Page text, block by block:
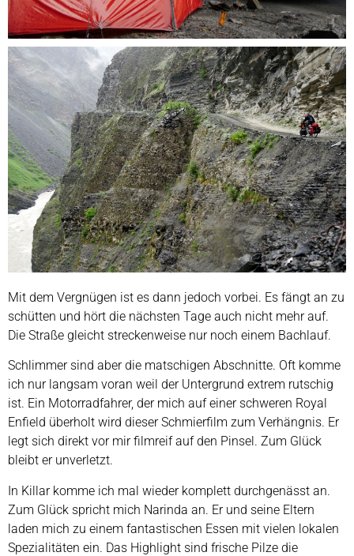
Mit dem Vergnügen ist es dann jedoch vorbei. Es fängt an zu
schütten und hört die nächsten Tage auch nicht mehr auf.
Die Straße gleicht streckenweise nur noch einem Bachlauf.
Schlimmer sind aber die matschigen Abschnitte. Oft komme
ich nur langsam voran weil der Untergrund extrem rutschig
ist. Ein Motorradfahrer, der mich auf einer schweren Royal
Enfield überholt wird dieser Schmierfilm zum Verhängnis. Er
legt sich direkt vor mir filmreif auf den Pinsel. Zum Glück
bleibt er unverletzt.
In Killar komme ich mal wieder komplett durchgenässt an.
Zum Glück spricht mich Narinda an. Er und seine Eltern
laden mich zu einem fantastischen Essen mit vielen lokalen
Spezialitäten ein. Das Highlight sind frische Pilze die